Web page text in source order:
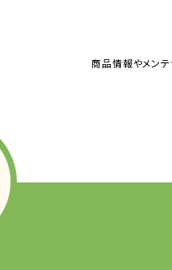
商品情報やメンテ